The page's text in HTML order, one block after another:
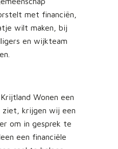
met financiën,
wilt maken, bij
en wijkteam
Wonen een
ziet, krijgen wij een
om in gesprek te
een financiële